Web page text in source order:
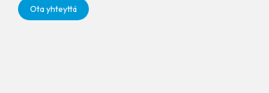
Ota yhteyttä